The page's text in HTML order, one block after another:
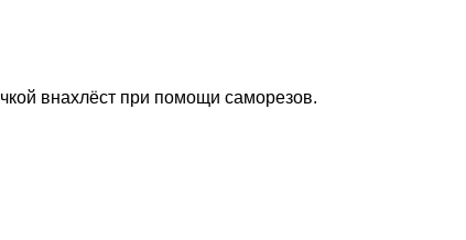
внахлёст при помощи саморезов.